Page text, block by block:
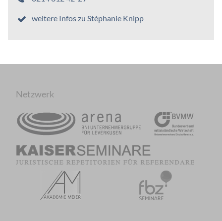
weitere Infos zu Stéphanie Knipp
Netzwerk